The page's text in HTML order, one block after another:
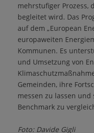
mehrstufiger Prozess,
begleitet wird. Das
auf dem „European
europaweiten
Kommunen. Es
und Umsetzung von
Gemeinden, ihre
messen zu lassen
Benchmark zu
Foto: Davide Gigli